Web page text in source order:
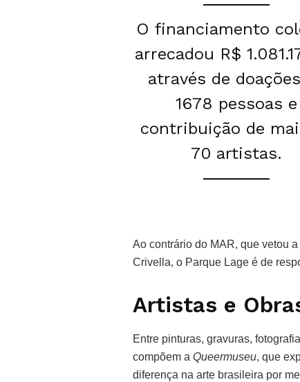
O financiamento
arrecadou R$
através de
1678 pessoas e
contribuição de
70 artistas.
Ao contrário do MAR, que vetou
Crivella, o Parque Lage é de
Artistas e
Entre pinturas, gravuras,
compõem a Queermuseu, que
diferença na arte brasileira por